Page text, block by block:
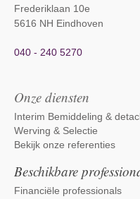
Frederiklaan 10e
5616 NH Eindhoven
040 - 240 5270
Onze diensten
Interim Bemiddeling &
Werving & Selectie
Bekijk onze referenties
Beschikbare
Financiële professionals